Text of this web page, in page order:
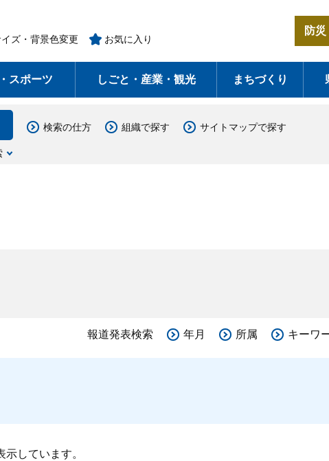
ズ・背景色変更 お気に入り
防
スポーツ しごと・産業・観光 まちづくり
検索の仕方 組織で探す サイトマップで探す
報道発表検索 年月 所属 キーワ
示しています。